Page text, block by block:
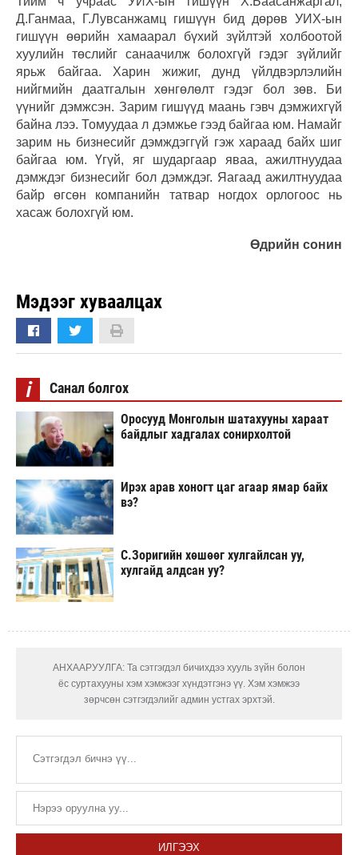
Д.Ганмаа, Г.Лувсанжамц гишүүн бид дөрөв УИХ-ын
гишүүн өөрийн хамаарал бүхий зүйлтэй холбоотой
хуулийн төслийг санаачилж болохгүй гэдэг зүйлийг
ярьж байгаа. Харин жижиг, дунд үйлдвэрлэлийн
нийгмийн даатгалын хөнгөлөлт гэдэг бол зөв. Би
үүнийг дэмжсэн. Зарим гишүүд маань гэвч дэмжихгүй
байна лээ. Томуудаа л дэмжье гээд байгаа юм. Намайг
зарим нь бизнесийг дэмждэггүй гэж хараад байх шиг
байгаа юм. Үгүй, яг шударгаар яваа, ажилтнуудаа
дэмждэг бизнесийг бол дэмждэг. Яагаад ажилтнуудаа
байр өгсөн компанийн татвар ногдох орлогоос нь
хасаж болохгүй юм.
Өдрийн сонин
Мэдээг хуваалцах
i Санал болгох
Оросууд Монголын шатахууны хараат
байдлыг хадгалах сонирхолтой
Ирэх арав хоногт цаг агаар ямар байх
вэ?
С.Зоригийн хөшөөг хулгайлсан уу,
хулгайд алдсан уу?
АНХААРУУЛГА: Та сэтгэгдэл бичихдээ хууль зүйн болон
ёс суртахууны хэм хэмжээг хүндэтгэнэ үү. Хэм хэмжээ
зөрчсөн сэтгэгдэлийг админ устгах эрхтэй.
ИЛГЭЭХ